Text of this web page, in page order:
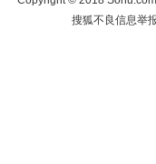
搜狐不良信息举